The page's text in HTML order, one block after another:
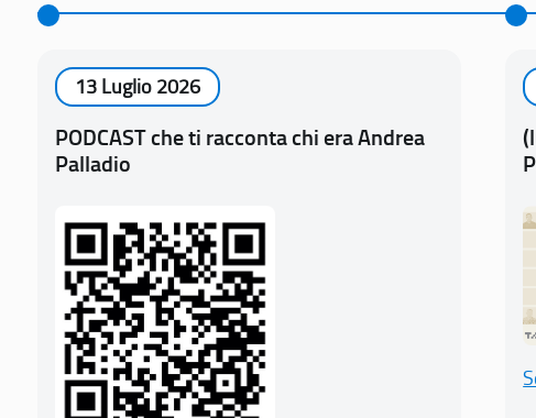
13 Luglio 2026
PODCAST che ti racconta chi era Andrea
Palladio